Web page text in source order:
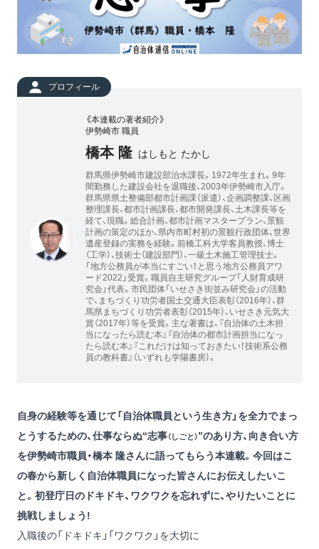
プロフィール
《本連載の著者紹介》
伊勢崎市 職員
橋本 隆 はしもと たかし
群馬県伊勢崎市建設部治水課長。1972年生まれ。9年
間勤務した建設会社を退職後、2003年伊勢崎市入庁。
群馬県県土整備部都市計画課（派遣）、企画調整課、区画
整理課長、都市計画課長、都市開発課長、土木課長等を
経て、現職。総合計画、都市計画マスタープラン、景観
計画の策定のほか、県内市町村初の景観行政団体、世界
遺産登録の実務を経験。前橋工科大学客員教授、博士
（工学）、技術士（建設部門）、一級土木施工管理技士。
「地方公務員が本当にすごい！と思う地方公務員アワ
ード2022」受賞。職員自主研究グループ「人財育成研
究会」代表。市民団体「いせさき街並み研究会」の活動
で、まちづくり功労者国土交通大臣表彰（2016年）、群
馬県まちづくり功労者表彰（2015年）、いせさき元気大
賞（2017年）等を受賞。主な著書は、『自治体の土木担
当になったら読む本』『自治体の都市計画担当になっ
たら読む本』『これだけは知っておきたい！技術系公務
員の教科書』（いずれも学陽書房）。
自身の経験等を通じて「自治体職員という生き方」を全力でまっ
とうするための、仕事ならぬ“志事（しごと）”のあり方、向き合い方
を伊勢崎市職員・橋本 隆さんに語ってもらう本連載。今回はこ
の春から新しく自治体職員になった皆さんにお伝えしたいこ
と。初登庁日のドキドキ、ワクワクを忘れずに、やりたいことに
挑戦しましょう!
入職後の「ドキドキ」「ワクワク」を大切に